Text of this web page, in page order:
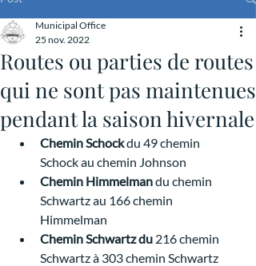
Routes ou parties de routes
qui ne sont pas maintenues
pendant la saison hivernale
Municipal Office
25 nov. 2022
Chemin Schock du 49 chemin
Schock au chemin Johnson
Chemin Himmelman du chemin
Schwartz au 166 chemin
Himmelman
Chemin Schwartz du 216 chemin
Schwartz à 303 chemin Schwartz